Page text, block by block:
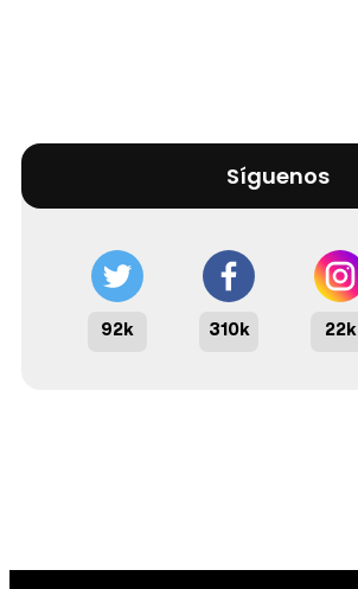
Síguenos
92k 310k 22k